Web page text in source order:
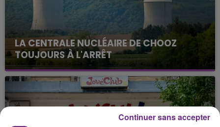
LA CENTRALE NUCLÉAIRE DE CHOOZ
TOUJOURS À L'ARRÊT
Cela fait déjà une semaine que la centrale
nucléaire ardennaise est à l'arrêt. Une situation
justifiée par la sécheresse intense qui est toujours
présente.
Continuer sans accepter